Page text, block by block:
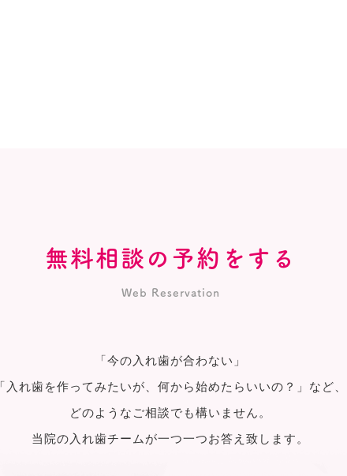
無料相談の予約をする
Web Reservation
「今の入れ歯が合わない」
「入れ歯を作ってみたいが、何から始めたらいいの？」など、
どのようなご相談でも構いません。
当院の入れ歯チームが一つ一つお答え致します。